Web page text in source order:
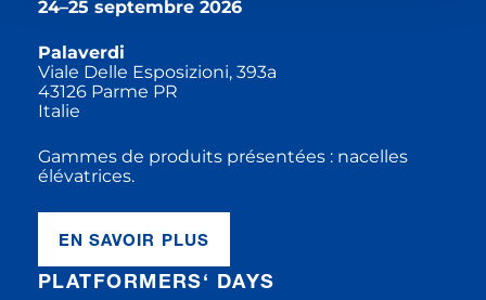
24–25 septembre 2026
Palaverdi
Viale Delle Esposizioni, 393a
43126 Parme PR
Italie
Gammes de produits présentées : nacelles
élévatrices.
EN SAVOIR PLUS
PLATFORMERS‘ DAYS